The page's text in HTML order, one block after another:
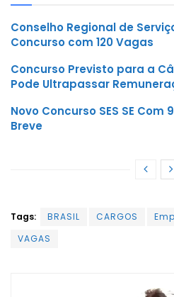
Conselho Regional de
Concurso com 120 Vagas
Concurso Previsto para a
Pode Ultrapassar
Novo Concurso SES SE
Breve
Tags: BRASIL CARGOS
VAGAS